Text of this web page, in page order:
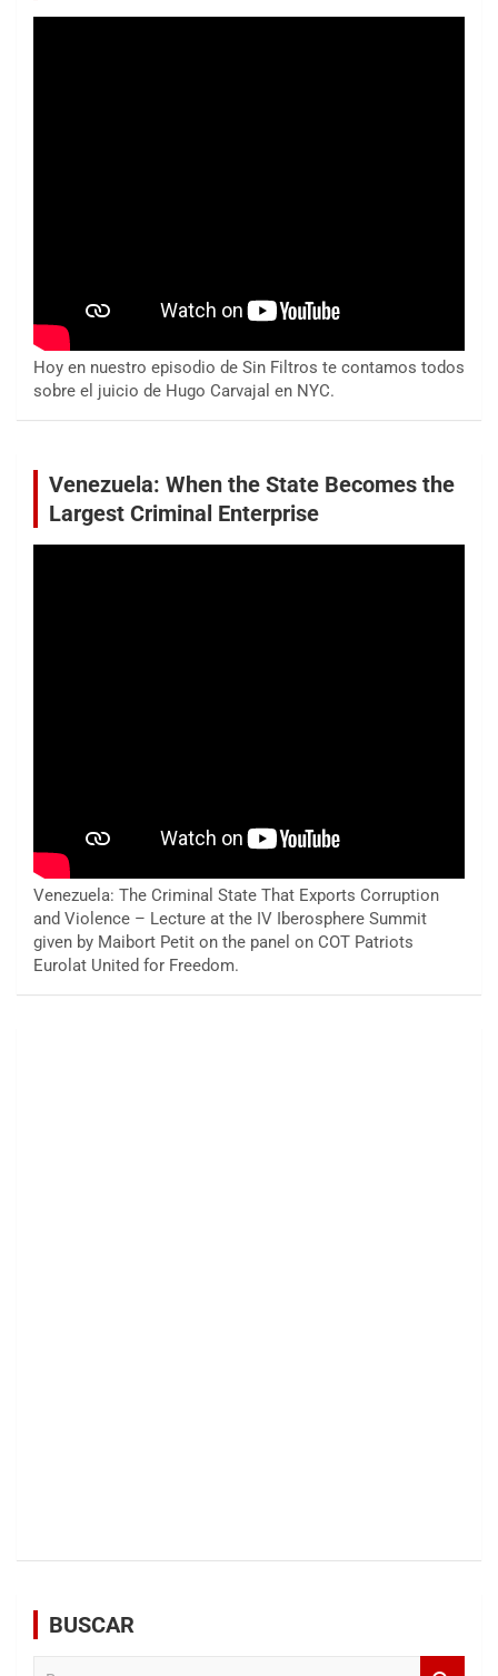
Hoy en nuestro episodio de Sin Filtros te contamos todos
sobre el juicio de Hugo Carvajal en NYC.
Venezuela: When the State Becomes the
Largest Criminal Enterprise
Venezuela: The Criminal State That Exports Corruption
and Violence – Lecture at the IV Iberosphere Summit
given by Maibort Petit on the panel on COT Patriots
Eurolat United for Freedom.
BUSCAR